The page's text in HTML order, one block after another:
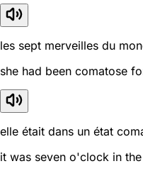
les sept merveilles du
she had been comatose
elle était dans un état
it was seven o'clock in